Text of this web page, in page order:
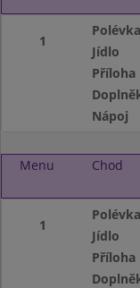
1
Polévka
Jídlo
Příloha
Nápoj
Menu Chod
1
Polévka
Jídlo
Příloha